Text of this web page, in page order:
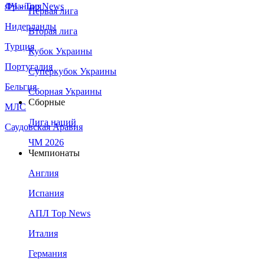
Франция
Нидерланды
Турция
Португалия
Бельгия
МЛС
Саудовская Аравия
ЛЧ - Top News
Первая лига
Вторая лига
Кубок Украины
Суперкубок Украины
Сборная Украины
Сборные
Лига наций
ЧМ 2026
Чемпионаты
Англия
Испания
АПЛ Top News
Италия
Германия